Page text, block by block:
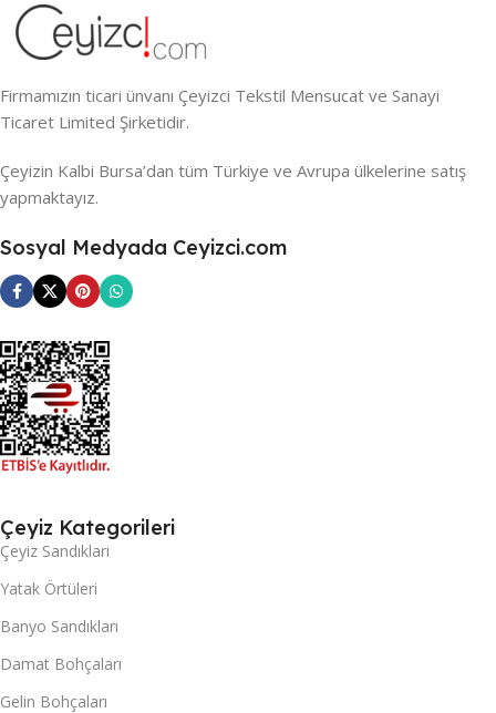
Firmamızın ticari ünvanı Çeyizci Tekstil Mensucat ve Sanayi
Ticaret Limited Şirketidir.
Çeyizin Kalbi Bursa’dan tüm Türkiye ve Avrupa ülkelerine satış
yapmaktayız.
Sosyal Medyada Ceyizci.com
Çeyiz Kategorileri
Çeyiz Sandıkları
Yatak Örtüleri
Banyo Sandıkları
Damat Bohçaları
Gelin Bohçaları